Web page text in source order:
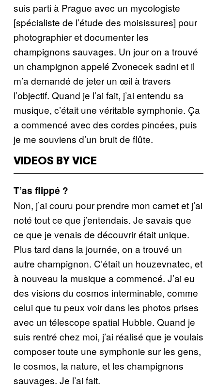
suis parti à Prague avec un mycologiste
[spécialiste de l’étude des moisissures] pour
photographier et documenter les
champignons sauvages. Un jour on a trouvé
un champignon appelé Zvonecek sadni et il
m’a demandé de jeter un œil à travers
l’objectif. Quand je l’ai fait, j’ai entendu sa
musique, c’était une véritable symphonie. Ça
a commencé avec des cordes pincées, puis
je me souviens d’un bruit de flûte.
VIDEOS BY VICE
T’as flippé ?
Non, j’ai couru pour prendre mon carnet et j’ai
noté tout ce que j’entendais. Je savais que
ce que je venais de découvrir était unique.
Plus tard dans la journée, on a trouvé un
autre champignon. C’était un houzevnatec, et
à nouveau la musique a commencé. J’ai eu
des visions du cosmos interminable, comme
celui que tu peux voir dans les photos prises
avec un télescope spatial Hubble. Quand je
suis rentré chez moi, j’ai réalisé que je voulais
composer toute une symphonie sur les gens,
le cosmos, la nature, et les champignons
sauvages. Je l’ai fait.